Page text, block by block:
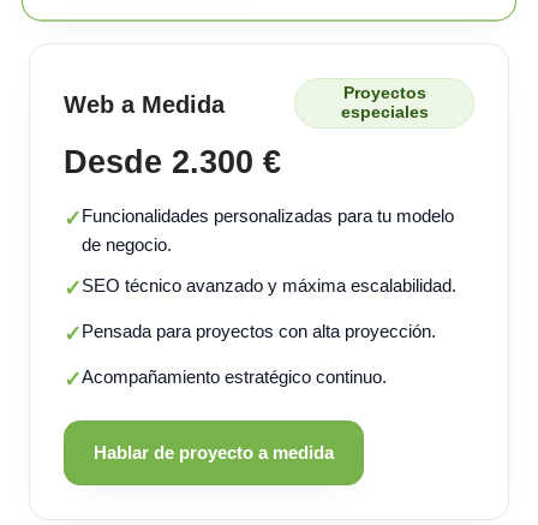
Web a Medida
Proyectos
especiales
Desde 2.300 €
✓Funcionalidades personalizadas para tu modelo
de negocio.
✓SEO técnico avanzado y máxima escalabilidad.
✓Pensada para proyectos con alta proyección.
✓Acompañamiento estratégico continuo.
Hablar de proyecto a medida